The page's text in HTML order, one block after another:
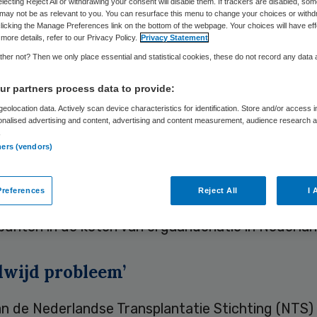
Skipr Redactie 2 september 2019,09:56
spoedeisende hulp artsen beter getraind zijn in
van potentiele orgaandonoren, resulteert dat
voor mensen op de wachtlijst.
Witjes, als onderzoeker verbonden aan
Op woensdag 5 septemberpromoveertzij
in de keten van orgaandonatie in
probleem’
de Nederlandse Transplantatie Stichting
not be as relevant to you. You can resurface this menu to change your choices or
the Manage Preferences link on the bottom of the webpage. Your choices will have
details, refer to our Privacy Policy. Privacy Statement
not? Then we only place essential and statistical cookies, these do not record any data
partners process data to provide:
data. Actively scan device characteristics for identification. Store and/or access
advertising and content, advertising and content measurement, audience research
(vendors)
Reject All I